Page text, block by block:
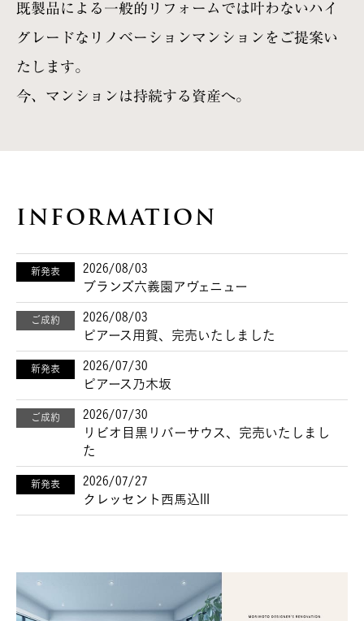
既製品による一般的リフォームでは叶わないハイ
グレードなリノベーションマンションをご提案い
たします。
今、マンションは持続する資産へ。
INFORMATION
新発表 2026/08/03
ブランズ六義園アヴェニュー
ご成約 2026/08/03
ピアース用賀、完売いたしました
新発表 2026/07/30
ピアース乃木坂
ご成約 2026/07/30
リビオ目黒リバーサウス、完売いたしまし
た
新発表 2026/07/27
クレッセント西馬込III